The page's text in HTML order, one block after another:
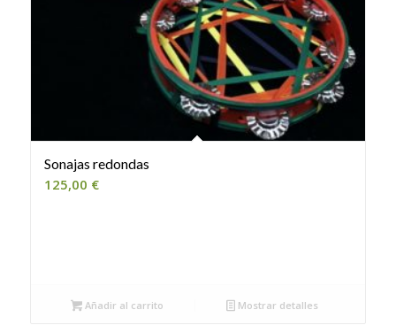
Sonajas redondas
125,00 €
Añadir al carrito Mostrar detalles